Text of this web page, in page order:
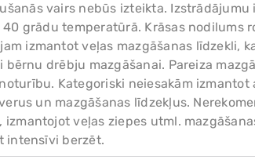
vairs nebūs izteikta. Izstrādājumu
grādu temperatūrā. Krāsas nodilums
izmantot veļas mazgāšanas līdzekli,
drēbju mazgāšanai. Pareiza
Kategoriski neiesakām izmantot
un mazgāšanas līdzekļus.
veļas ziepes utml.
intensīvi berzēt.